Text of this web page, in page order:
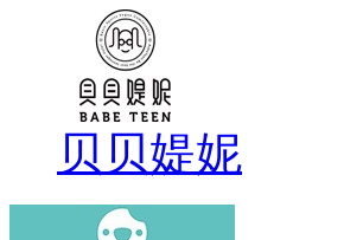
贝贝媞妮